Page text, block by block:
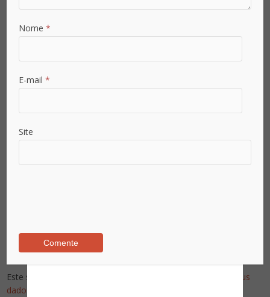
Already a subscriber?
Inicie sessão - Sign in
Nome*
E-mail*
Site
Este site utiliza o Akismet para reduzir spam.
Saiba como seus
dados em comentários são processados